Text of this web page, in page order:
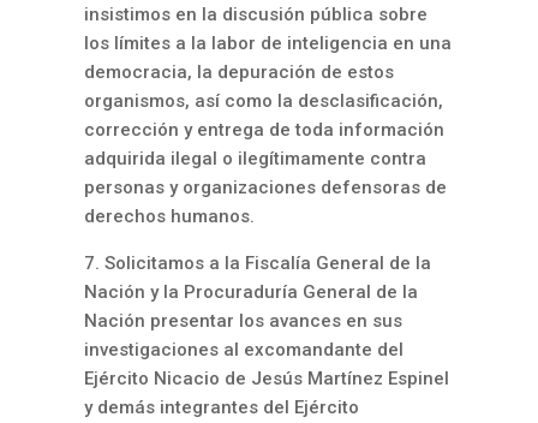
insistimos en la discusión pública sobre
los límites a la labor de inteligencia en una
democracia, la depuración de estos
organismos, así como la desclasificación,
corrección y entrega de toda información
adquirida ilegal o ilegítimamente contra
personas y organizaciones defensoras de
derechos humanos.
7. Solicitamos a la Fiscalía General de la
Nación y la Procuraduría General de la
Nación presentar los avances en sus
investigaciones al excomandante del
Ejército Nicacio de Jesús Martínez Espinel
y demás integrantes del Ejército